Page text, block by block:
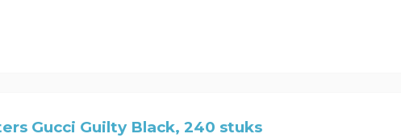
Gucci Guilty Black, 240 stuks